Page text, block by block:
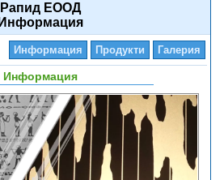
Рапид ЕООД
Информация
Информация Продукти Галерия
Информация